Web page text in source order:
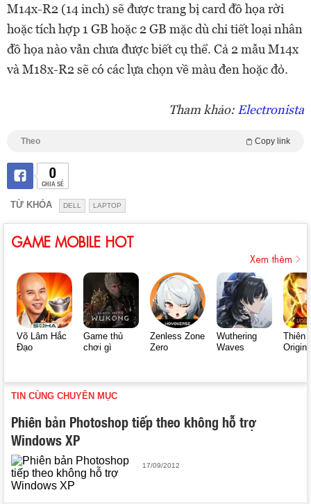
M14x-R2 (14 inch) sẽ được trang bị card đồ họa rời
hoặc tích hợp 1 GB hoặc 2 GB mặc dù chi tiết loại nhân
đồ họa nào vẫn chưa được biết cụ thể. Cả 2 mẫu M14x
và M18x-R2 sẽ có các lựa chọn về màu đen hoặc đỏ.
Tham khảo: Electronista
Theo Copy link
0
CHIA SẺ
TỪ KHÓA DELL LAPTOP
GAME MOBILE HOT
Xem thêm
Võ Lâm Hắc
Đạo
Game thủ
chơi gì
Zenless Zone
Zero
Wuthering
Waves
Thiên
Origin
TIN CÙNG CHUYÊN MỤC
Phiên bản Photoshop tiếp theo không hỗ trợ
Windows XP
17/09/2012